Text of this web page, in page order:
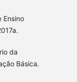
Ensino
da
Básica.